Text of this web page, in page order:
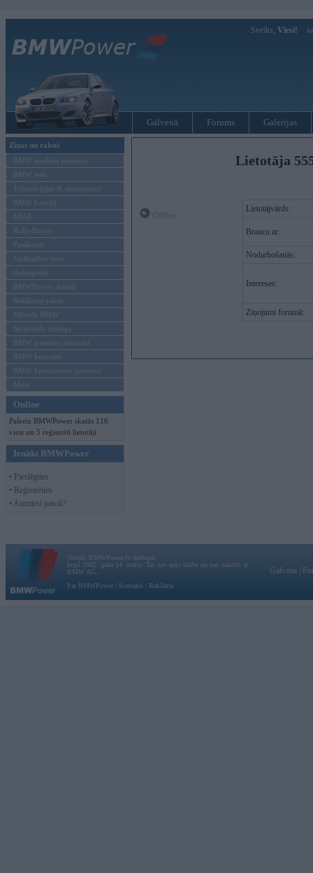
Sveiks, Viesi!
Galvenā Forums Galerijas
Ziņas un raksti
BMW modeļu jaunumi
BMW testi
Tehnoloģijas & sasniegumi
BMW Latvijā
MINI
Rolls-Royce
Pasākumi
Vadāmības tests
Autosports
BMWPower aktuāli
Reklāmas raksti
Mēneša BMW
Sērijveida tūnings
BMW pasaules jaunumi
BMW koncepti
BMW konkurentu jaunumi
Moto
Online
Pašreiz BMWPower skatās 116
viesi un 5 reģistrēti lietotāji.
Ienākt BMWPower
• Pieslēgties
• Reģistrēties
• Aizmirsi paroli?
Lietotāja
Lietotājvārds:
Braucu ar:
Nodarbošanās:
Intereses:
Ziņojumi forumā:
Vortāls BMWPower.lv darbojas
kopš 2002. gada 14. maija. Tas nav auto klubs un nav saistīts ar
BMW AG.
Par BMWPower
Kontakti Reklāma
Galvena